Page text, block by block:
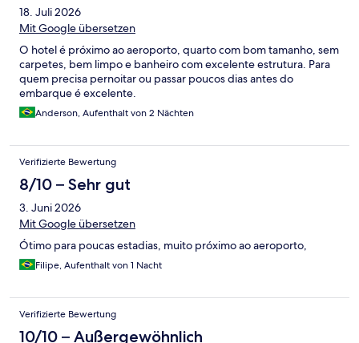
18. Juli 2026
Mit Google übersetzen
O hotel é próximo ao aeroporto, quarto com bom tamanho, sem
carpetes, bem limpo e banheiro com excelente estrutura. Para
quem precisa pernoitar ou passar poucos dias antes do
embarque é excelente.
Anderson, Aufenthalt von 2 Nächten
Verifizierte Bewertung
8/10 – Sehr gut
3. Juni 2026
Mit Google übersetzen
Ótimo para poucas estadias, muito próximo ao aeroporto,
Filipe, Aufenthalt von 1 Nacht
Verifizierte Bewertung
10/10 – Außergewöhnlich